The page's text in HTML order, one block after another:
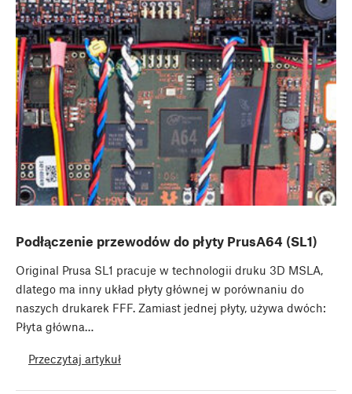
Podłączenie przewodów do płyty PrusA64 (SL1)
Original Prusa SL1 pracuje w technologii druku 3D MSLA,
dlatego ma inny układ płyty głównej w porównaniu do
naszych drukarek FFF. Zamiast jednej płyty, używa dwóch:
Płyta główna…
Przeczytaj artykuł